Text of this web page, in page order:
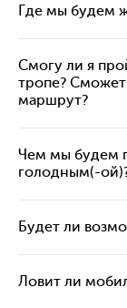
Где мы будем
Смогу ли я
тропе?
маршрут?
Чем мы будем
голодным(-
Будет ли
Ловит ли